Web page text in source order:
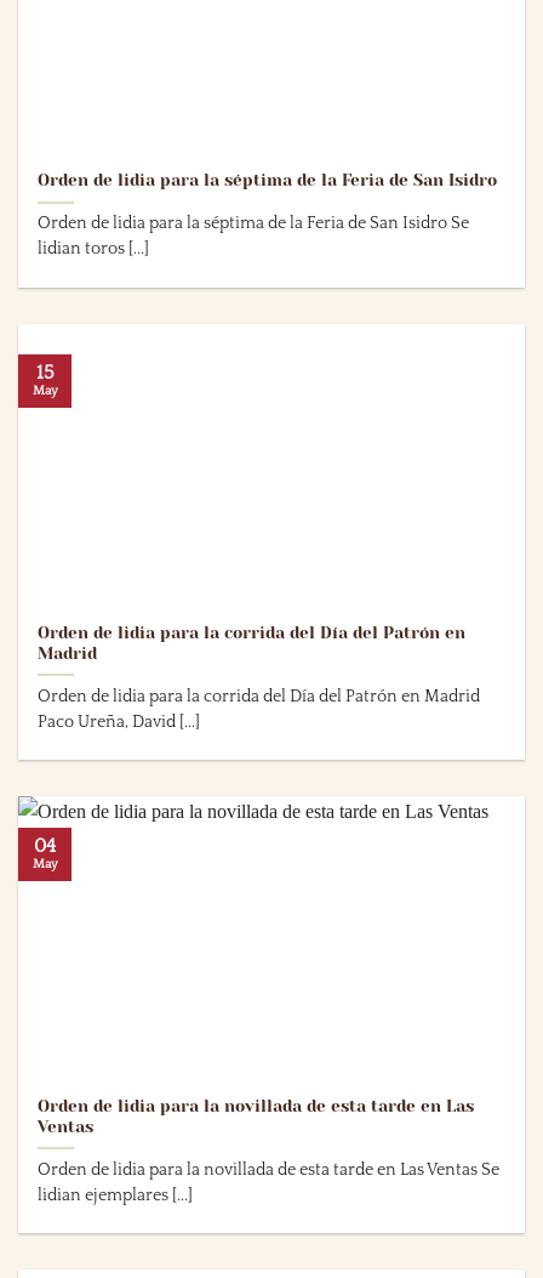
Orden de lidia para la séptima de la Feria de San Isidro
Orden de lidia para la séptima de la Feria de San Isidro Se
lidian toros [...]
Orden de lidia para la corrida del Día del Patrón en
Madrid
Orden de lidia para la corrida del Día del Patrón en Madrid
Paco Ureña, David [...]
15
May
Orden de lidia para la novillada de esta tarde en Las
Ventas
Orden de lidia para la novillada de esta tarde en Las Ventas Se
lidian ejemplares [...]
04
May